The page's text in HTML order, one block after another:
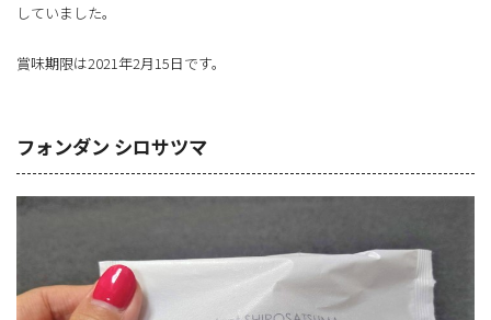
していました。
賞味期限は2021年2月15日です。
フォンダン シロサツマ